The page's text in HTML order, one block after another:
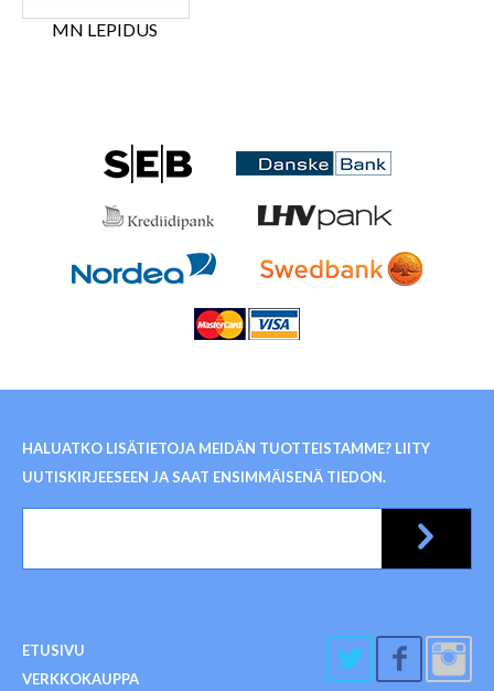
MN LEPIDUS
HALUATKO LISÄTIETOJA MEIDÄN TUOTTEISTAMME? LIITY
UUTISKIRJEESEEN JA SAAT ENSIMMÄISENÄ TIEDON.
ETUSIVU
VERKKOKAUPPA